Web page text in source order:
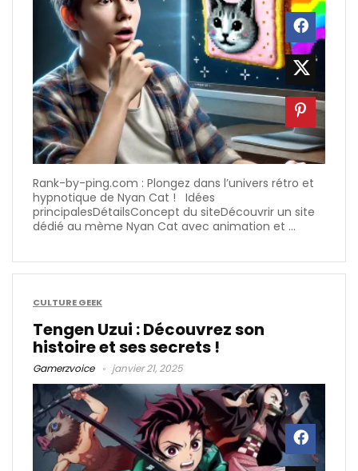
Rank-by-ping.com : Plongez dans l’univers rétro et
hypnotique de Nyan Cat ! Idées
principalesDétailsConcept du siteDécouvrir un site
dédié au mème Nyan Cat avec animation et ...
CULTURE GEEK
Tengen Uzui : Découvrez son
histoire et ses secrets !
Gamerzvoice janvier 21, 2025